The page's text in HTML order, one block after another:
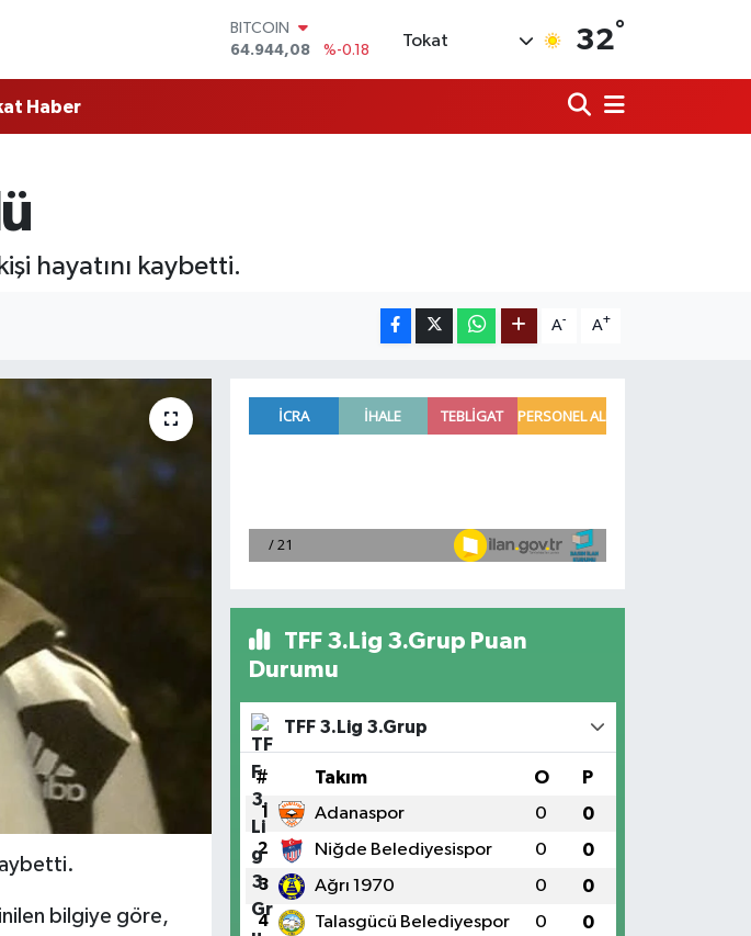
BITCOIN
64.944,08
%-0.18
55,2510
%0.32
13.779
Tokat 32°
Haber
hayatını kaybetti.
A- A+
bilgiye göre,
TFF 3.Lig 3.Grup Puan
Durumu
TFF 3.Lig 3.Grup
# Takım O P
1 Adanaspor 0 0
2 Niğde Belediyesispor 0 0
3 Ağrı 1970 0 0
4 Talasgücü Belediyespor 0 0